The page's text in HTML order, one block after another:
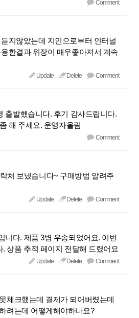
Comment
지않았는데 지인으로부터 인터널
한결과 위장이 매우좋아져서 계속
Update Delete Comment
출발했습니다. 후기 감사드립니다.
해 주세요. 운영자올림
Comment
처 보냈습니다~ 구매방법 알려주
Update Delete Comment
니다. 제품 3병 우송되었어요. 이번
상품 추적 페이지 전달해 드렸어요
Update Delete Comment
체크했는데 결제가 되어버렸는데
려는데 어떻게해야하나요?